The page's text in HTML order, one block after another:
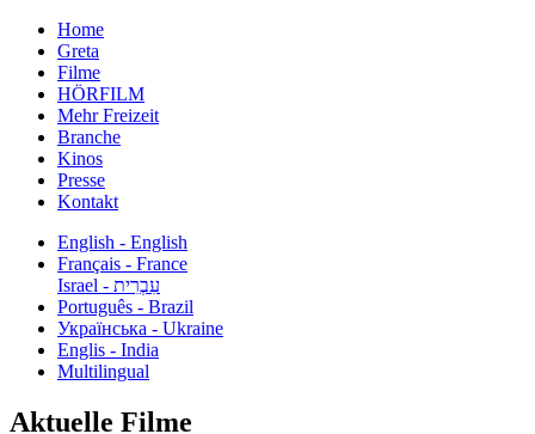
Home
Greta
Filme
HÖRFILM
Mehr Freizeit
Branche
Kinos
Presse
Kontakt
English - English
Français - France
עִבְרִית - Israel
Português - Brazil
Українська - Ukraine
Englis - India
Multilingual
Aktuelle Filme